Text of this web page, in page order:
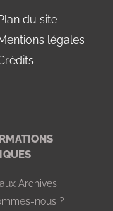
du site
légales
Archives
nous ?